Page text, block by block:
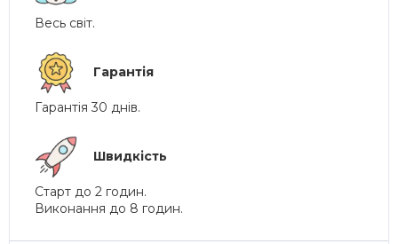
Весь світ.
Гарантія
Гарантія 30 днів.
Швидкість
Старт до 2 годин.
Виконання до 8 годин.